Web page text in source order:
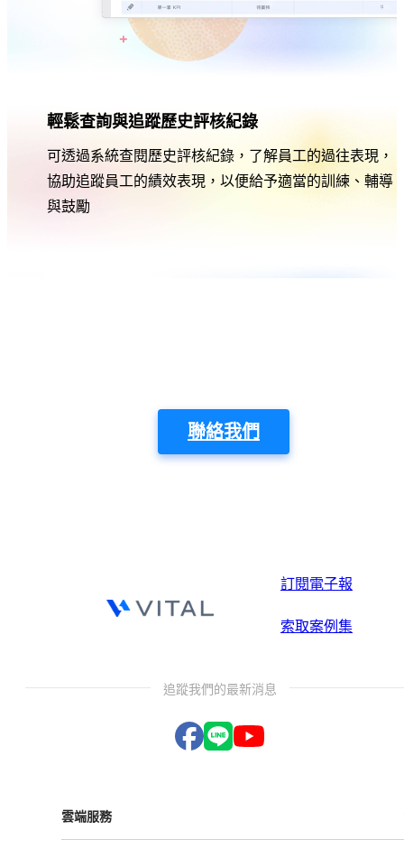
輕鬆查詢與追蹤歷史評核紀錄
可透過系統查閱歷史評核紀錄，了解員工的過往表現，
協助追蹤員工的績效表現，以便給予適當的訓練、輔導
與鼓勵
聯絡我們
訂閱電子報
索取案例集
追蹤我們的最新消息
雲端服務